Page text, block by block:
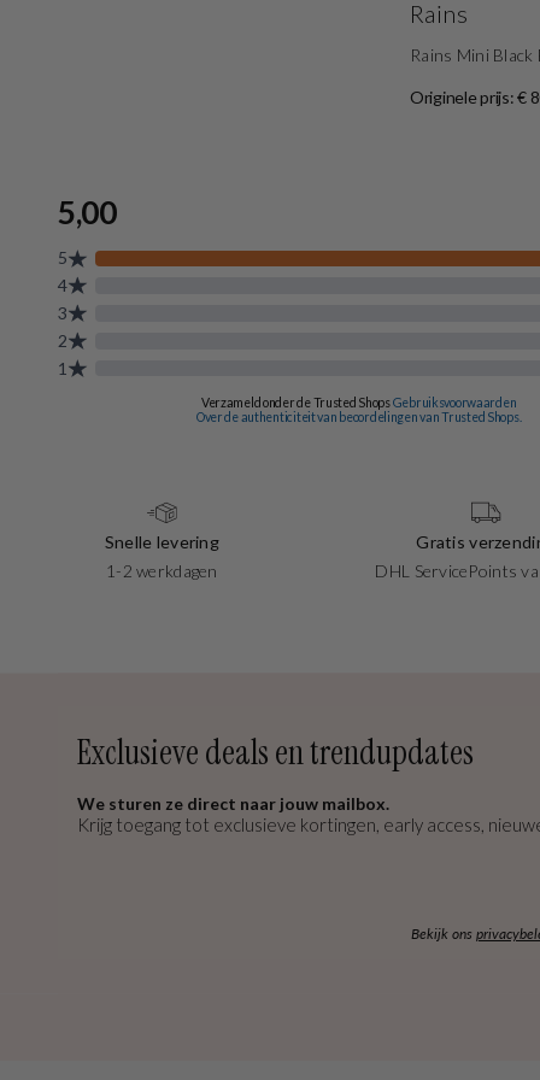
Rains
Rains Mini
Originele prijs: €
Snelle levering
1-2 werkdagen
Gratis
DHL ServicePoints
Exclusieve deals en trendupdates
We sturen ze direct naar jouw mailbox.
Krijg toegang tot exclusieve kortingen, early access,
Bekijk ons